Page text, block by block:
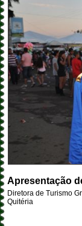
Apresentação
Diretora de Turismo
Quitéria